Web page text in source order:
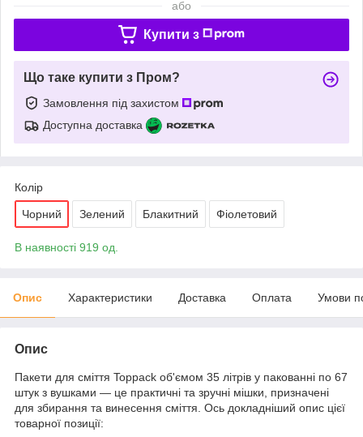
або
Купити з
Що таке купити з Пром?
Замовлення під захистом
Доступна доставка
Колір
Чорний Зелений Блакитний Фіолетовий
В наявності 919 од.
Опис Характеристики Доставка Оплата Умови
Опис
Пакети для сміття Toppack об'ємом 35 літрів у пакованні по 67
штук з вушками — це практичні та зручні мішки, призначені
для збирання та винесення сміття. Ось докладніший опис цієї
товарної позиції: